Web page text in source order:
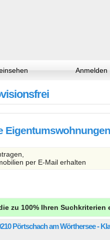
Anmelden
per E-Mail erhalten
zu 100% Ihren Suchkriterien
Pörtschach am Wörthersee -